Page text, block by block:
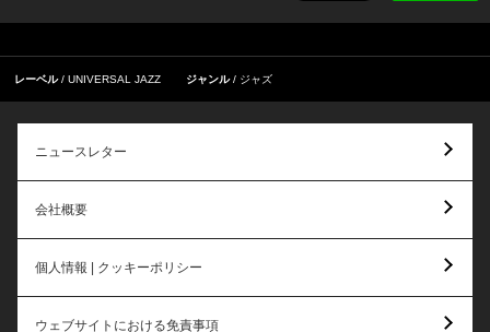
レーベル UNIVERSAL JAZZ ジャンル ジャズ
ニュースレター
会社概要
個人情報 | クッキーポリシー
ウェブサイトにおける免責事項